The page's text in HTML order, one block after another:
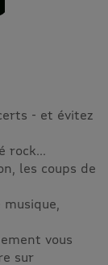
- et évitez
les coups de
vous
sur